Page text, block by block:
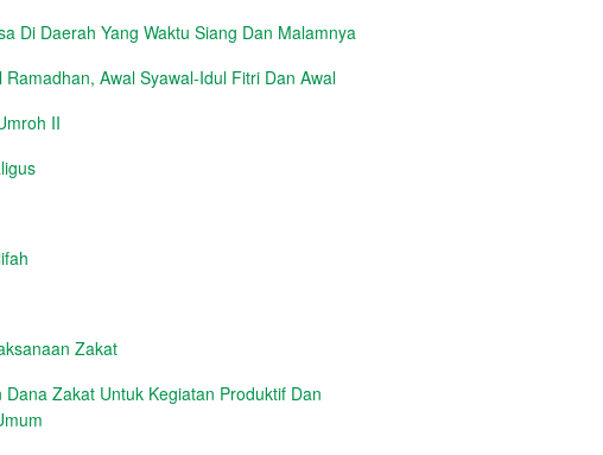
Di Daerah Yang Waktu Siang Dan Malamnya
Ramadhan, Awal Syawal-Idul Fitri Dan Awal
II
Zakat
Dana Zakat Untuk Kegiatan Produktif Dan